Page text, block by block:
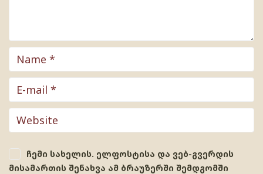
ჩემი სახელის. ელფოსტისა და ვებ-გვერდის
მისამართის შენახვა ამ ბრაუზერში შემდგომში